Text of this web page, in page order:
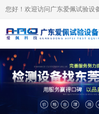
您好！欢迎访问广东爱佩试验设